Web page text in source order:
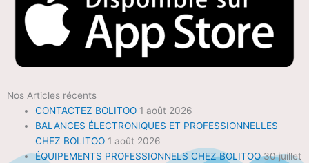
Nos Articles récents
CONTACTEZ BOLITOO 1 août 2026
BALANCES ÉLECTRONIQUES ET PROFESSIONNELLES
CHEZ BOLITOO 1 août 2026
ÉQUIPEMENTS PROFESSIONNELS CHEZ BOLITOO 30 juillet